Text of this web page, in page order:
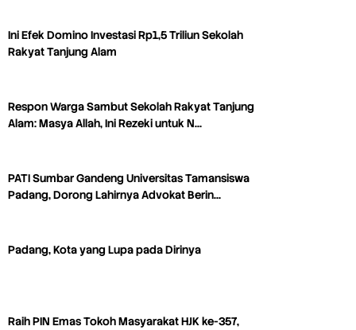
Ini Efek Domino Investasi Rp1,5 Triliun Sekolah
Rakyat Tanjung Alam
Respon Warga Sambut Sekolah Rakyat Tanjung
Alam: Masya Allah, Ini Rezeki untuk N…
PATI Sumbar Gandeng Universitas Tamansiswa
Padang, Dorong Lahirnya Advokat Berin…
Padang, Kota yang Lupa pada Dirinya
Raih PIN Emas Tokoh Masyarakat HJK ke-357,